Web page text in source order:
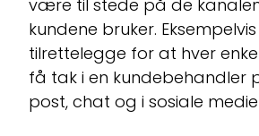
være til stede på de
kundene bruker.
tilrettelegge for at hver
få tak i en kundebehandler
post, chat og i sosiale